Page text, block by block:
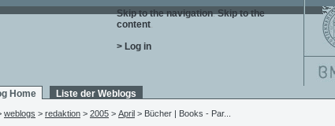
Skip to the navigation. Skip to the
content.
> Log in
Home Liste der Weblogs
weblogs > redaktion > 2005 > April > Bücher | Books - Par...